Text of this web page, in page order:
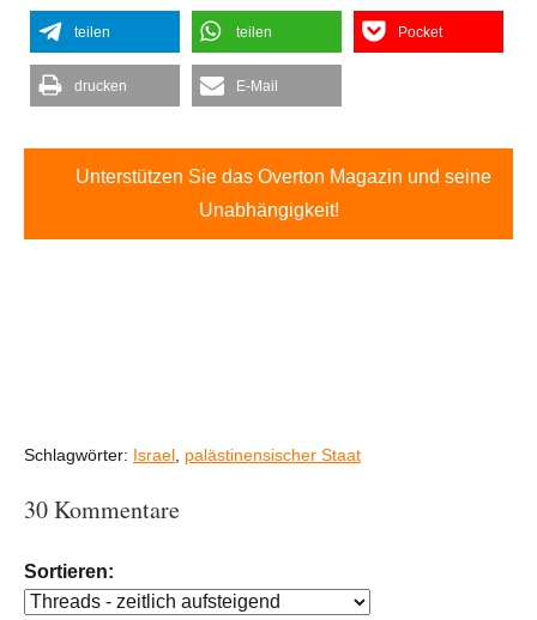
teilen teilen Pocket
drucken E-Mail
Unterstützen Sie das Overton Magazin und seine
Unabhängigkeit!
Schlagwörter: Israel, palästinensischer Staat
30 Kommentare
Sortieren: